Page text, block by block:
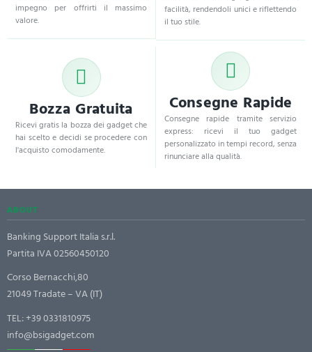
impegno per offrirti il massimo
valore.
facilità, rendendoli unici e riflettendo
il tuo stile.
Bozza Gratuita
Ricevi gratis la bozza dei gadget che
hai scelto e decidi se procedere con
l'acquisto comodamente.
Consegne Rapide
Consegne rapide tramite servizio
express: ricevi il tuo gadget
personalizzato in tempi record, senza
rinunciare alla qualità.
ABOUT
Banking Support Italia s.r.l.
Partita IVA 02560450120
Corso Bernacchi,80
21049 Tradate – VA (IT)
TEL:+39 0331810975
info@bsigadget.com